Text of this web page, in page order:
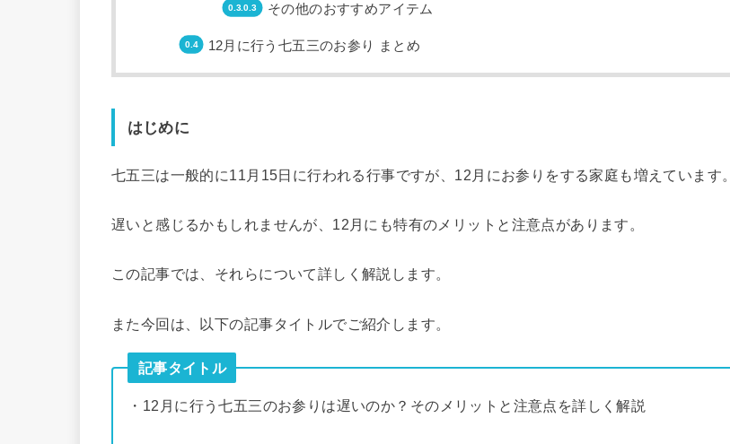
その他のおすすめアイテム
12月に行う七五三のお参り まとめ
はじめに
七五三は一般的に11月15日に行われる行事ですが、12月にお参りをする家庭も増えています。
遅いと感じるかもしれませんが、12月にも特有のメリットと注意点があります。
この記事では、それらについて詳しく解説します。
また今回は、以下の記事タイトルでご紹介します。
記事タイトル
・12月に行う七五三のお参りは遅いのか？そのメリットと注意点を詳しく解説